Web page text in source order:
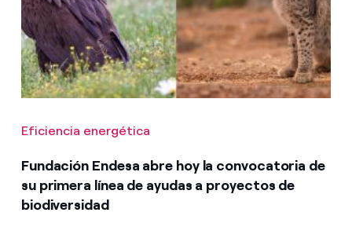
Eficiencia energética
Fundación Endesa abre hoy la convocatoria de
su primera línea de ayudas a proyectos de
biodiversidad